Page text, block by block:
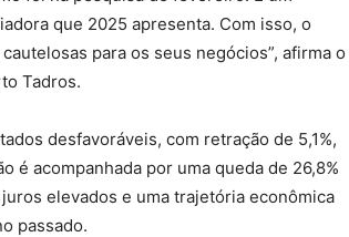
que 2025 apresenta. Com isso, o
para os seus negócios”, afirma o
Tadros.
desfavoráveis, com retração de 5,1%,
é acompanhada por uma queda de 26,8%
elevados e uma trajetória econômica
passado.